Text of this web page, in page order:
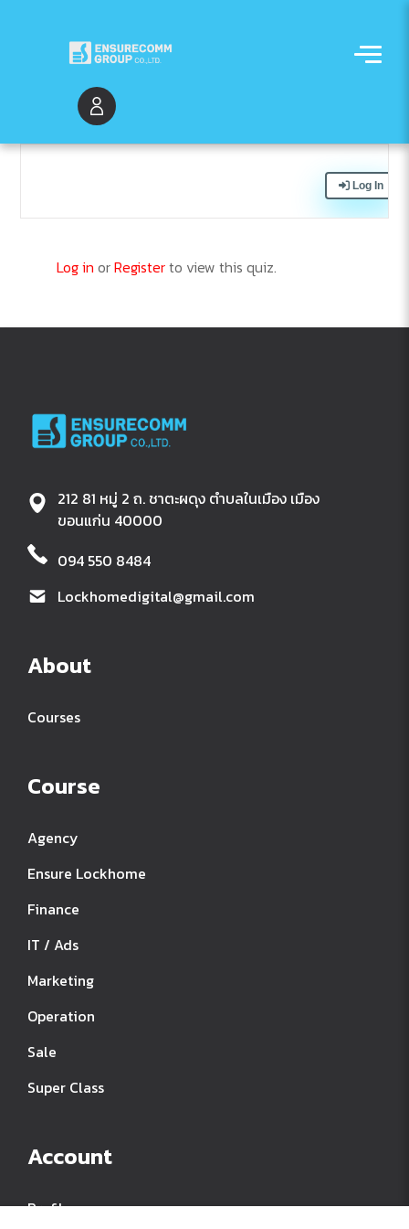
Log In
Log in orRegisterto view this quiz.
212 81 หมู่ 2 ถ. ชาตะผดุง ตำบลในเมือง เมือง
ขอนแก่น 40000
094 550 8484
Lockhomedigital@gmail.com
About
Courses
Course
Agency
Ensure Lockhome
Finance
IT / Ads
Marketing
Operation
Sale
Super Class
Account
Profile